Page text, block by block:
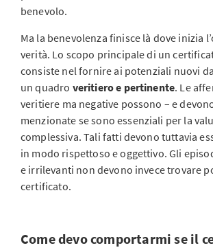
benevolo.
Ma la benevolenza finisce là dove inizia
verità. Lo scopo principale di un
consiste nel fornire ai potenziali nuovi
un quadro veritiero e pertinente. Le
veritiere ma negative possono – e
menzionate se sono essenziali per la
complessiva. Tali fatti devono tuttavia
in modo rispettoso e oggettivo. Gli
e irrilevanti non devono invece trovare
certificato.
Come devo comportarmi se il